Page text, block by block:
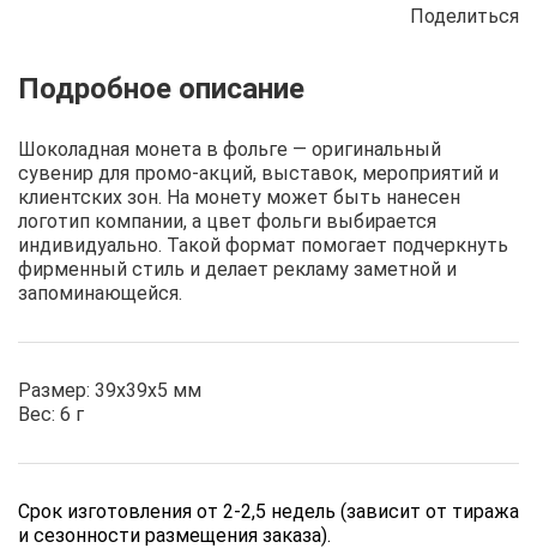
Поделиться
Описание Отзывы Рецепты
Шоколадная монета в фольге — оригинальный
сувенир для промо-акций, выставок, мероприятий и
клиентских зон. На монету может быть нанесен
логотип компании, а цвет фольги выбирается
индивидуально. Такой формат помогает подчеркнуть
фирменный стиль и делает рекламу заметной и
запоминающейся.
Размер: 39х39х5 мм
Вес: 6 г
Срок изготовления от 2-2,5 недель (зависит от тиража
и сезонности размещения заказа).